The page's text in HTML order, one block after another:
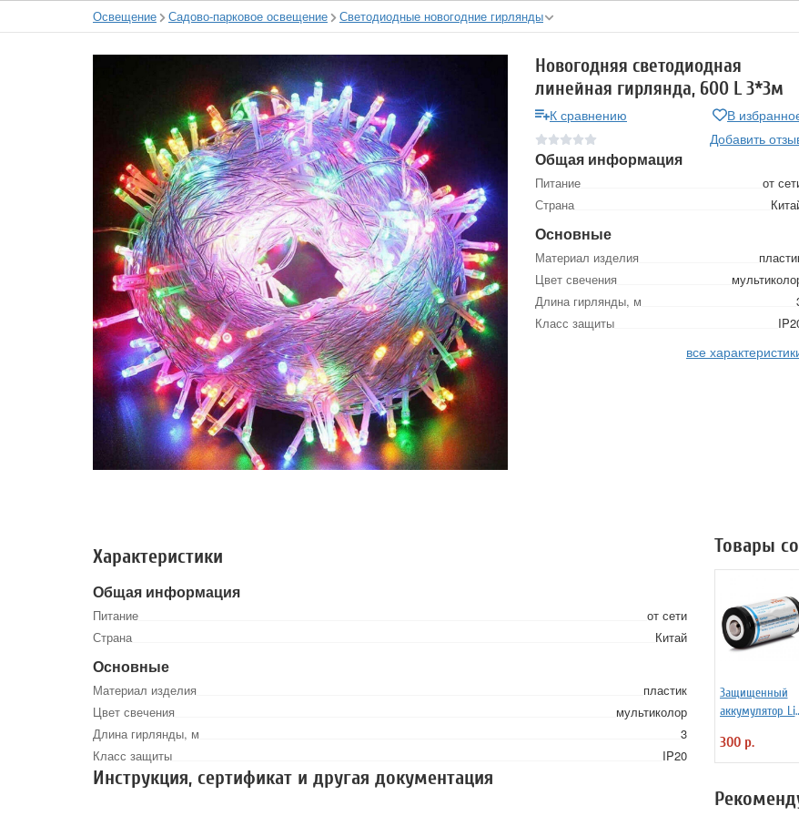
Освещение Садово-парковое освещение Светодиодные новогодние гирлянды
Новогодняя светодиодная
линейная гирлянда, 600 L 3*3м
К сравнению
В
Добавить
Общая информация
Питание
от
Страна
Основные
Материал изделия
Цвет свечения
Длина гирлянды, м
Класс защиты
все
Характеристики
Общая информация
Питание
от сети
Страна
Китай
Основные
Материал изделия
пластик
Цвет свечения
мультиколор
Длина гирлянды, м
3
Класс защиты
IP20
Инструкция, сертификат и другая документация
Товары
Защищенный
аккумулятор Li-
600 mAh
300 р.